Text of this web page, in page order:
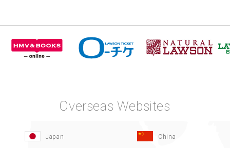
Overseas Websites
Japan China